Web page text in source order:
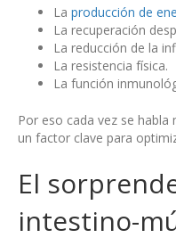
La producción de
La recuperación
La reducción de la
La resistencia física.
La función
Por eso cada vez se
un factor clave para
El
intestino-